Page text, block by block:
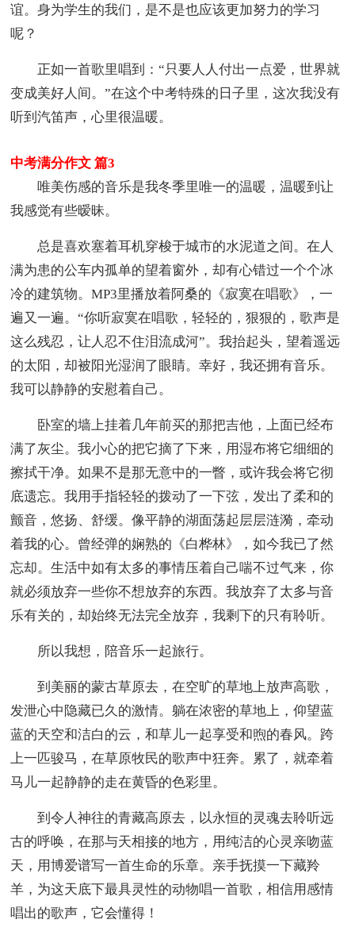
谊。身为学生的我们，是不是也应该更加努力的学习
呢？
正如一首歌里唱到：“只要人人付出一点爱，世界就
变成美好人间。”在这个中考特殊的日子里，这次我没有
听到汽笛声，心里很温暖。
中考满分作文 篇3
唯美伤感的音乐是我冬季里唯一的温暖，温暖到让
我感觉有些暧昧。
总是喜欢塞着耳机穿梭于城市的水泥道之间。在人
满为患的公车内孤单的望着窗外，却有心错过一个个冰
冷的建筑物。MP3里播放着阿桑的《寂寞在唱歌》，一
遍又一遍。“你听寂寞在唱歌，轻轻的，狠狠的，歌声是
这么残忍，让人忍不住泪流成河”。我抬起头，望着遥远
的太阳，却被阳光湿润了眼睛。幸好，我还拥有音乐。
我可以静静的安慰着自己。
卧室的墙上挂着几年前买的那把吉他，上面已经布
满了灰尘。我小心的把它摘了下来，用湿布将它细细的
擦拭干净。如果不是那无意中的一瞥，或许我会将它彻
底遗忘。我用手指轻轻的拨动了一下弦，发出了柔和的
颤音，悠扬、舒缓。像平静的湖面荡起层层涟漪，牵动
着我的心。曾经弹的娴熟的《白桦林》，如今我已了然
忘却。生活中如有太多的事情压着自己喘不过气来，你
就必须放弃一些你不想放弃的东西。我放弃了太多与音
乐有关的，却始终无法完全放弃，我剩下的只有聆听。
所以我想，陪音乐一起旅行。
到美丽的蒙古草原去，在空旷的草地上放声高歌，
发泄心中隐藏已久的激情。躺在浓密的草地上，仰望蓝
蓝的天空和洁白的云，和草儿一起享受和煦的春风。跨
上一匹骏马，在草原牧民的歌声中狂奔。累了，就牵着
马儿一起静静的走在黄昏的色彩里。
到令人神往的青藏高原去，以永恒的灵魂去聆听远
古的呼唤，在那与天相接的地方，用纯洁的心灵亲吻蓝
天，用博爱谱写一首生命的乐章。亲手抚摸一下藏羚
羊，为这天底下最具灵性的动物唱一首歌，相信用感情
唱出的歌声，它会懂得！